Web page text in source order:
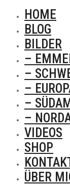
HOME
BLOG
BILDER
–
–
–
–
–
VIDEOS
SHOP
ÜBER